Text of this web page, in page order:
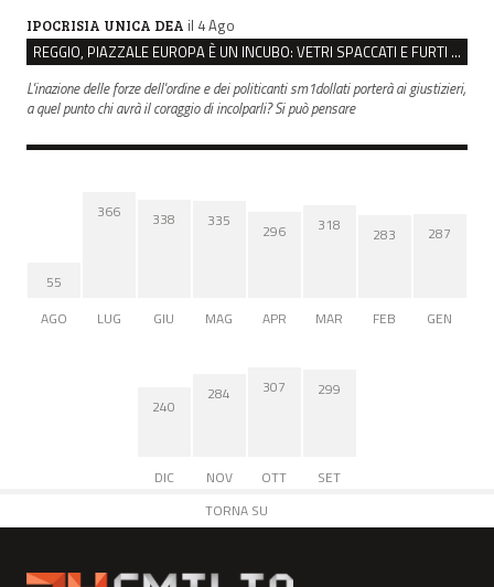
IPOCRISIA UNICA DEA il 4 Ago
REGGIO, PIAZZALE EUROPA È UN INCUBO: VETRI SPACCATI E FURTI SULLE AUTO IN SOSTA
L'inazione delle forze dell'ordine e dei politicanti sm1dollati porterà ai giustizieri,
a quel punto chi avrà il coraggio di incolparli? Si può pensare
55
AGO
366
LUG
338
GIU
335
MAG
296
APR
318
MAR
283
FEB
287
GEN
240
DIC
284
NOV
307
OTT
299
SET
TORNA SU